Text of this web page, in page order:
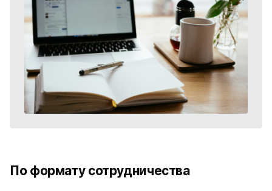
По формату сотрудничества